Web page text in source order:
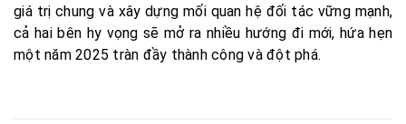
giá trị chung và xây dựng mối quan hệ đối tác vững mạnh,
cả hai bên hy vọng sẽ mở ra nhiều hướng đi mới, hứa hẹn
một năm 2025 tràn đầy thành công và đột phá.